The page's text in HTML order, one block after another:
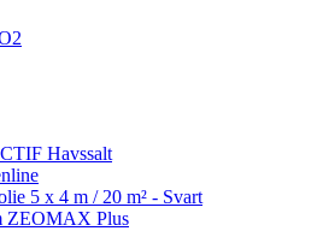
Havssalt
5 x 4 m / 20 m² - Svart
ZEOMAX Plus